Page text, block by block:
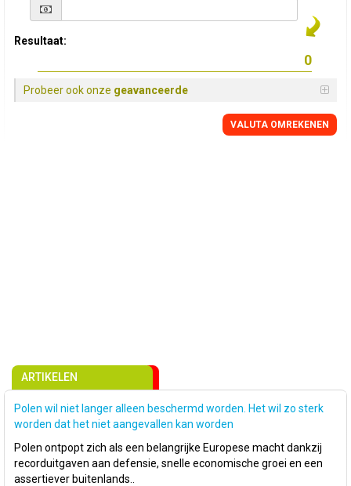
Resultaat:
Probeer ook onze geavanceerde
VALUTA OMREKENEN
ARTIKELEN
Polen wil niet langer alleen beschermd worden. Het wil zo sterk
worden dat het niet aangevallen kan worden
Polen ontpopt zich als een belangrijke Europese macht dankzij
recorduitgaven aan defensie, snelle economische groei en een
assertiever buitenlands..